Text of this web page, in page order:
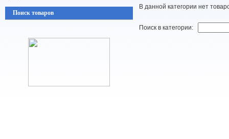
Поиск товаров
В данной категории нет
Поиск в категории: